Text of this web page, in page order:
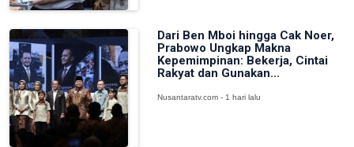
Dari Ben Mboi hingga Cak Noer,
Prabowo Ungkap Makna
Kepemimpinan: Bekerja, Cintai
Rakyat dan Gunakan...
Nusantaratv.com - 1 hari lalu